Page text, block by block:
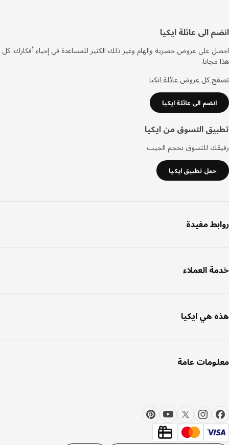
الى عائلة ايكيا
على عروض حصرية وإلهام وغير ذلك الكثير للمساعدة في إحياء أفكارك. كل
كل عروض عائلة ايكيا
انضم الى عائلة ايكيا
التسوق من ايكيا
للتسوق بحجم الجيب
حمل تطبيق ايكيا
مفيدة
العملاء
هي ايكيا
عامة